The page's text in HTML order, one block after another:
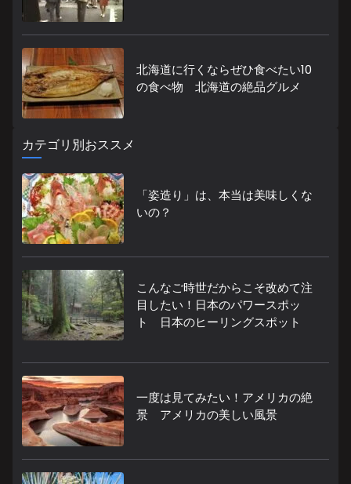
北海道に行くならぜひ食べたい10
の食べ物 北海道の絶品グルメ
カテゴリ別おススメ
「姿造り」は、本当は美味しくな
いの？
こんなご時世だからこそ改めて注
目したい！日本のパワースポッ
ト 日本のヒーリングスポット
一度は見てみたい！アメリカの絶
景 アメリカの美しい風景